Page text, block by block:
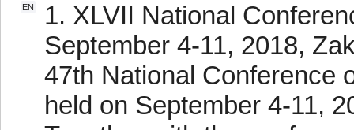
EN
1. XLVII National
September 4-11, 2018,
47th National Conference
held on September 4-11,